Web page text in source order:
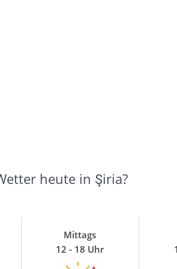
heute in Şiria?
Mittags
12 - 18 Uhr